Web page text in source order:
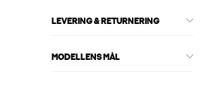
LEVERING & RETURNERING
MODELLENS MÅL